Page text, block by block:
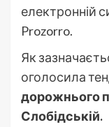
електронній
Prozorro.
Як
оголосила
дорожнього
Слобідській.